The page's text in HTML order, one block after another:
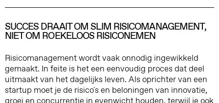
SUCCES DRAAIT OM SLIM RISICOMANAGEMENT,
NIET OM ROEKELOOS RISICONEMEN
Risicomanagement wordt vaak onnodig ingewikkeld
gemaakt. In feite is het een eenvoudig proces dat deel
uitmaakt van het dagelijks leven. Als oprichter van een
startup moet je de risico's en beloningen van innovatie,
groei en concurrentie in evenwicht houden, terwijl je ook